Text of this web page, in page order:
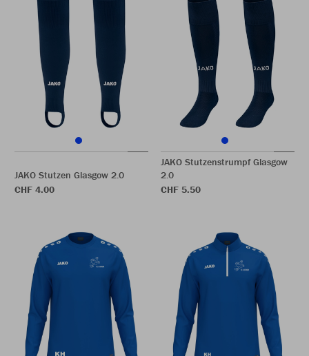
JAKO Stutzen Glasgow 2.0
CHF 4.00
JAKO Stutzenstrumpf Glasgow
2.0
CHF 5.50